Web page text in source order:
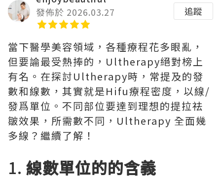
發佈於 2026.03.27
追蹤
當下醫學美容領域，各種療程花多眼亂，
但要論最受熱捧的，Ultherapy絕對榜上
有名。在探討Ultherapy時，常提及的發
數和線數，其實就是Hifu療程密度，以線/
發爲單位。不同部位要達到理想的提拉祛
皺效果，所需數不同，Ultherapy 全面幾
多線？繼續了解！
1. 線數單位的的含義